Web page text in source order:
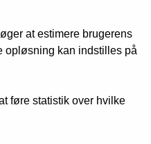
at estimere brugerens
opløsning kan indstilles på
føre statistik over hvilke